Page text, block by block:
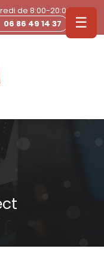
de 8:00-20:00
06 86 49 14 37 ☰